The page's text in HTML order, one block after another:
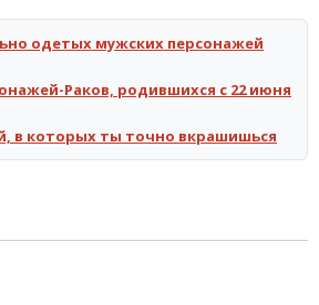
одетых мужских персонажей
Раков, родившихся с 22 июня
в которых ты точно вкрашишься